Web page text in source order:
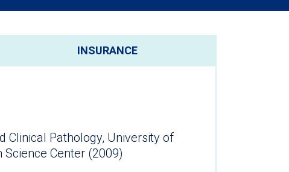
INSURANCE
Clinical Pathology, University of
Texas Health Science Center (2009)